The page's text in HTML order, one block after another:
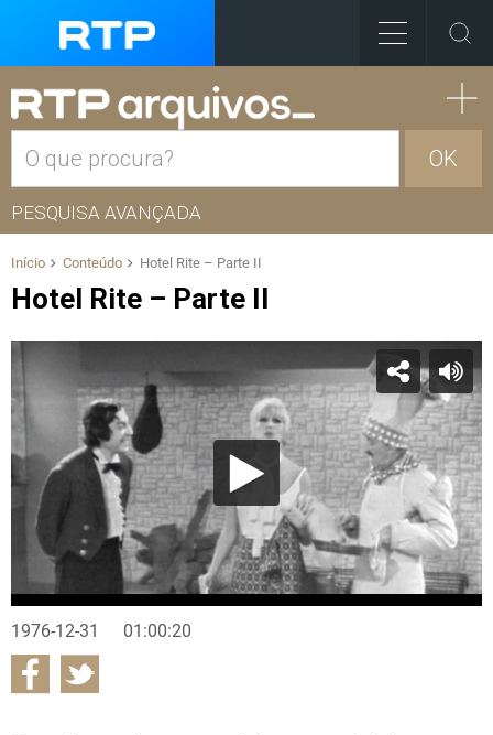
OK
PESQUISA AVANÇADA
Início Conteúdo Hotel Rite – Parte II
Hotel Rite – Parte II
1976-12-31 01:00:20